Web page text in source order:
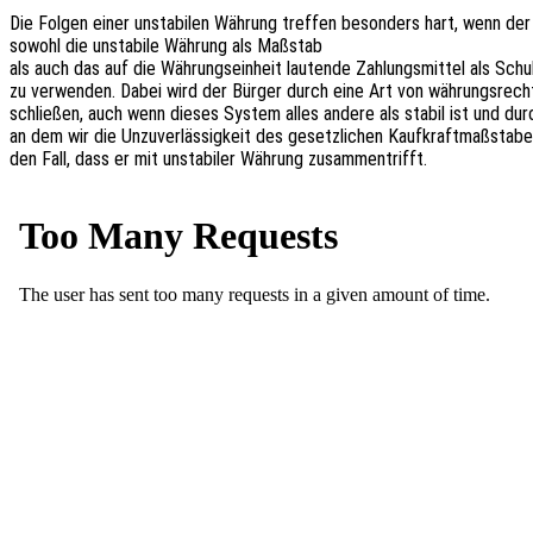
Die Folgen einer unsta­bi­len Währung tref­fen beson­ders hart, wenn
sowohl die unsta­bi­le Währung als Maßstab
als auch das auf die Währungs­ein­heit lauten­de Zahlungs­mit­tel als
zu verwen­den. Dabei wird der Bürger durch eine Art von
schlie­ßen, auch wenn dieses System alles andere als stabil ist und
an dem wir die Unzu­ver­läs­sig­keit des gesetz­li­chen
den Fall, dass er mit unsta­bi­ler Währung zusammentrifft.